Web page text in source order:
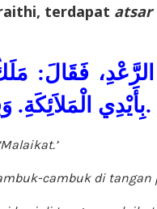
terdapat atsar
فَقَالَ:
بِأَيْدِي الْمَلاَئِكَةِ. وَفِيْ رِوَايَةٍ عَنْهُ: مَخَارِيْقُ مِنْ حَدِيْدٍ بِيَدِهِ.
‘Malaikat.’
cambuk di